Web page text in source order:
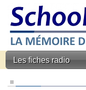
Les fiches radio